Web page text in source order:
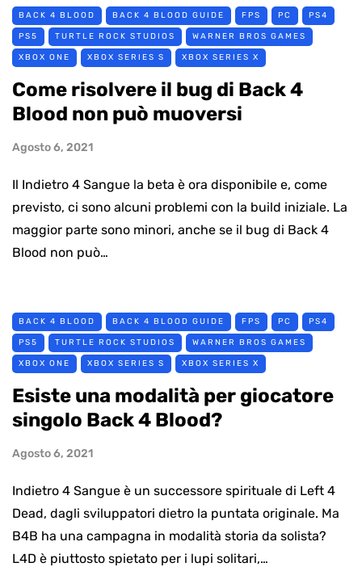
BACK 4 BLOOD BACK 4 BLOOD GUIDE FPS PC PS4
PS5 TURTLE ROCK STUDIOS WARNER BROS GAMES
XBOX ONE XBOX SERIES S XBOX SERIES X
Come risolvere il bug di Back 4
Blood non può muoversi
Agosto 6, 2021
Il Indietro 4 Sangue la beta è ora disponibile e, come
previsto, ci sono alcuni problemi con la build iniziale. La
maggior parte sono minori, anche se il bug di Back 4
Blood non può…
BACK 4 BLOOD BACK 4 BLOOD GUIDE FPS PC PS4
PS5 TURTLE ROCK STUDIOS WARNER BROS GAMES
XBOX ONE XBOX SERIES S XBOX SERIES X
Esiste una modalità per giocatore
singolo Back 4 Blood?
Agosto 6, 2021
Indietro 4 Sangue è un successore spirituale di Left 4
Dead, dagli sviluppatori dietro la puntata originale. Ma
B4B ha una campagna in modalità storia da solista?
L4D è piuttosto spietato per i lupi solitari,…